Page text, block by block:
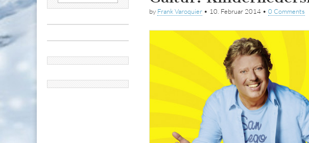
by Frank Varoquier• 10. Februar 2014• 0 Comments
nach: